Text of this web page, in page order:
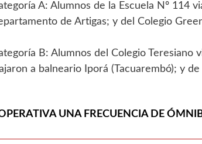
A: Alumnos de la Escuela Nº 114
de Artigas; y del Colegio
B: Alumnos del Colegio Teresiano
a balneario Iporá (Tacuarembó); y
UNA FRECUENCIA DE